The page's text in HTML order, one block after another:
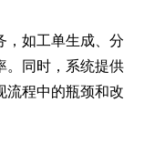
，如工单生成、分
。同时，系统提供
流程中的瓶颈和改